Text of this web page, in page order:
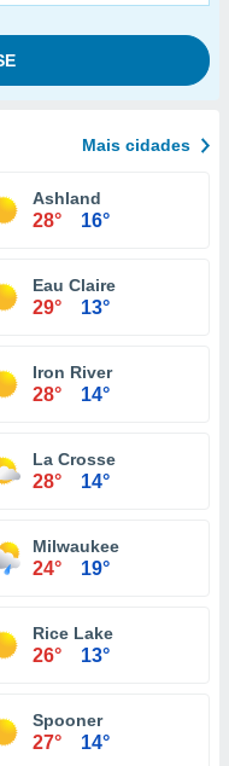
Mais cidades
Ashland
28° 16°
Eau Claire
29° 13°
Iron River
28° 14°
La Crosse
28° 14°
Milwaukee
24° 19°
Rice Lake
26° 13°
Spooner
27° 14°